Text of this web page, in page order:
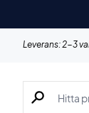
Leverans: 2-3
Sök efter